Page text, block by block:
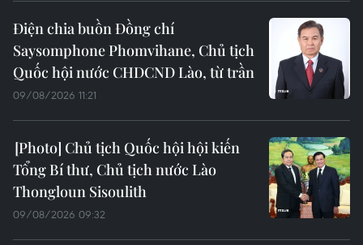
Điện chia buồn Đồng chí
Saysomphone Phomvihane, Chủ tịch
Quốc hội nước CHDCND Lào, từ trần
09/08/2026 11:21
Chủ tịch Quốc hội hội kiến
Tổng Bí thư, Chủ tịch nước Lào
Thongloun Sisoulith
09/08/2026 09:32